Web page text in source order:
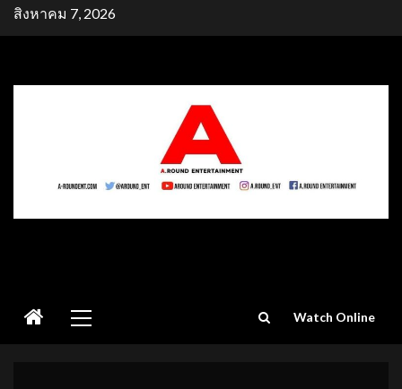
Skipสิงหาคม 7, 2026
Menu
Watch Online